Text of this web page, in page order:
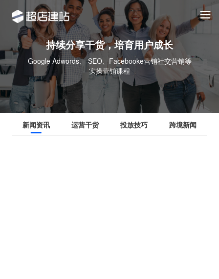
持续分享干货，培育用户成长
Google Adwords、 SEO、Facebooke营销社交营销等
实操营销课程
新闻资讯 运营干货 投放技巧 跨境新闻